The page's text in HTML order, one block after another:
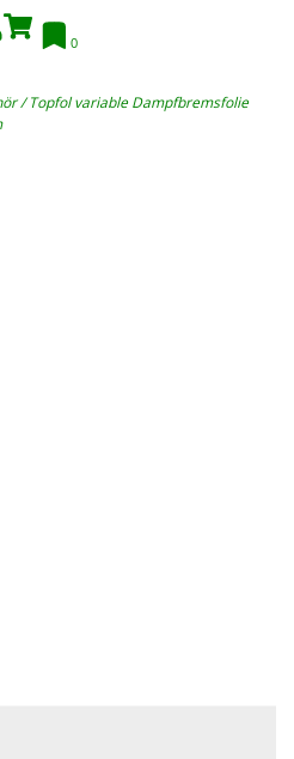
0
/ Topfol variable Dampfbremsfolie